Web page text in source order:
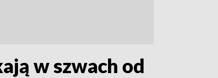
w szwach od